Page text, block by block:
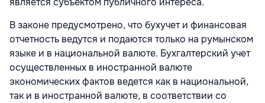
В законе предусмотрено, что бухучет и финансовая
отчетность ведутся и подаются только на румынском
языке и в национальной валюте. Бухгалтерский учет
осуществленных в иностранной валюте
экономических фактов ведется как в национальной,
так и в иностранной валюте, в соответствии со